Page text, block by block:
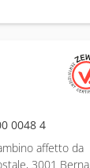
0048 4
affetto da
3001 Berna